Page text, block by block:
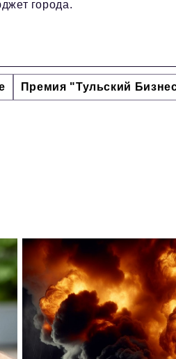
города.
Премия "Тульский